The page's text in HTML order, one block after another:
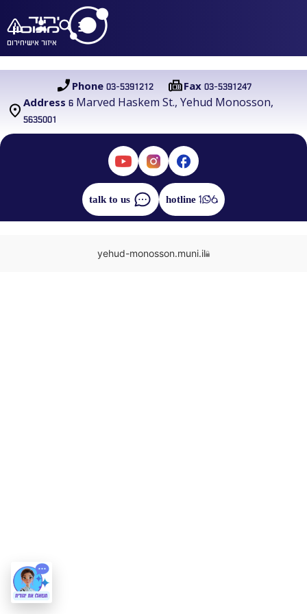
חירוםאיזור אישי
Address 6 Marved Haskem St., Yehud Monosson,
5635001
Phone 03-5391212 Fax 03-5391247
talk to us hotline
yehud-monosson.muni.il